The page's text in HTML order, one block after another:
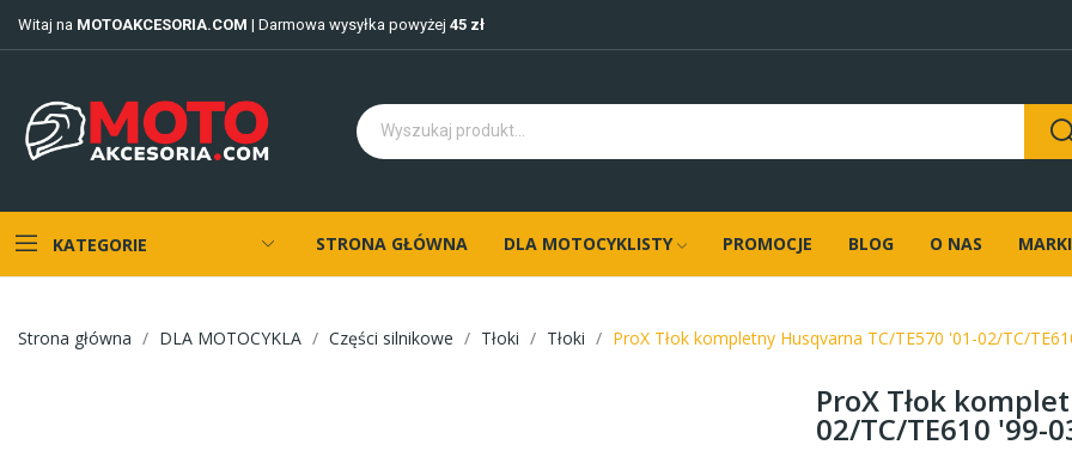
Witaj na MOTOAKCESORIA.COM | Darmowa wysyłka powyżej 45 zł
KATEGORIE STRONA GŁÓWNA DLA MOTOCYKLISTY PROMOCJE BLOG O NAS MARKI
Strona główna DLA MOTOCYKLA Części silnikowe Tłoki Tłoki ProX Tłok kompletny Husqvarna TC/TE570 '01-02/TC/
ProX Tłok
02/TC/TE610 '99-